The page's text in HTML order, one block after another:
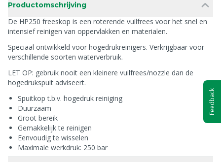
Productomschrijving
De HP250 freeskop is een roterende vuilfrees voor het snel en
intensief reinigen van oppervlakken en materialen.
Speciaal ontwikkeld voor hogedrukreinigers. Verkrijgbaar voor
verschillende soorten waterverbruik.
LET OP: gebruik nooit een kleinere vuilfrees/nozzle dan de
hogedrukspuit adviseert.
Spuitkop t.b.v. hogedruk reiniging
Duurzaam
Groot bereik
Gemakkelijk te reinigen
Eenvoudig te wisselen
Maximale werkdruk: 250 bar
Feedback